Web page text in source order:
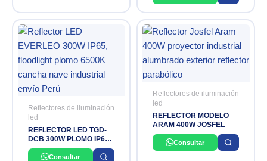
Reflectores de iluminación
led
REFLECTOR LED TGD-
DCB 300W PLOMO IP65
6500k EVERLEO
Consultar
Reflectores de iluminación
led
REFLECTOR MODELO
ARAM 400W JOSFEL
Consultar